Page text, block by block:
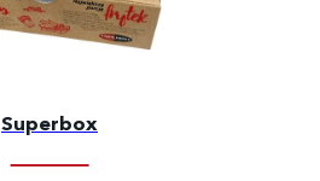
Superbox